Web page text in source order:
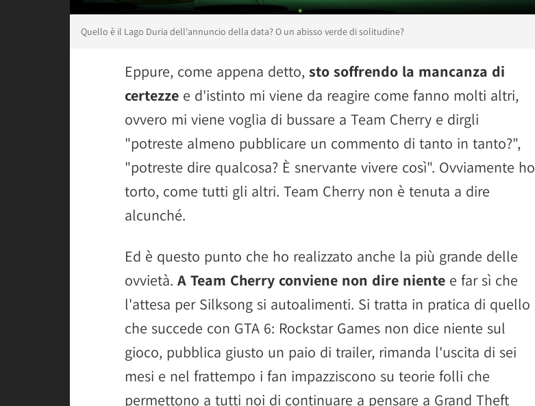
Quello è il Lago Duria dell'annuncio della data? O un abisso verde di solitudine?
Eppure, come appena detto, sto soffrendo la mancanza di
certezze e d'istinto mi viene da reagire come fanno molti altri,
ovvero mi viene voglia di bussare a Team Cherry e dirgli
"potreste almeno pubblicare un commento di tanto in tanto?",
"potreste dire qualcosa? È snervante vivere così". Ovviamente ho
torto, come tutti gli altri. Team Cherry non è tenuta a dire
alcunché.
Ed è questo punto che ho realizzato anche la più grande delle
ovvietà. A Team Cherry conviene non dire niente e far sì che
l'attesa per Silksong si autoalimenti. Si tratta in pratica di quello
che succede con GTA 6: Rockstar Games non dice niente sul
gioco, pubblica giusto un paio di trailer, rimanda l'uscita di sei
mesi e nel frattempo i fan impazziscono su teorie folli che
permettono a tutti noi di continuare a pensare a Grand Theft